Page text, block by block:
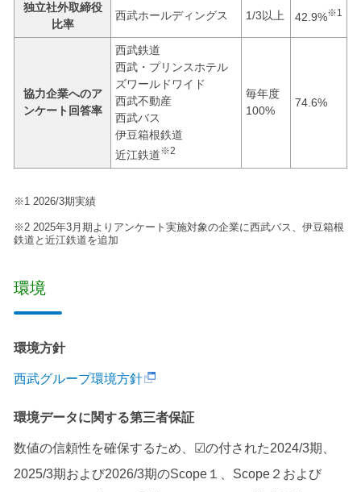
独立社外取締役
比率
西武ホールディングス 1/3以上 42.9%※1
協力企業へのア
ンケート回答率
西武鉄道
西武・プリンスホテル
ズワールドワイド
西武不動産
西武バス
伊豆箱根鉄道
近江鉄道※2
毎年度
100%
74.6%
※1 2026/3期実績
※2 2025年3月期よりアンケート実施対象の企業に西武バス、伊豆箱根
鉄道と近江鉄道を追加
環境
環境方針
西武グループ環境方針
環境データに関する第三者保証
数値の信頼性を確保するため、☑の付された2024/3期、
2025/3期および2026/3期のScope１、Scope２および